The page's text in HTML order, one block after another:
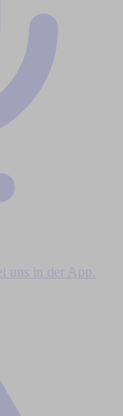
uns in der App.